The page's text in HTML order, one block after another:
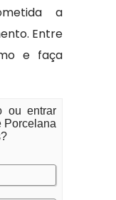
a
Entre
e faça
ou entrar
Porcelana